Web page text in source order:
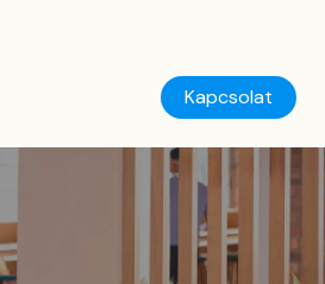
Kapcsolat